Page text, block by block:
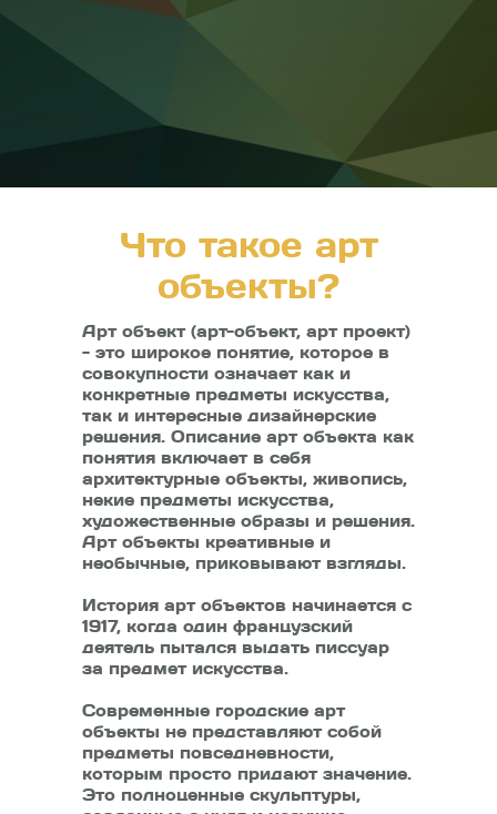
Что такое арт
объекты?
Арт объект (арт-объект, арт проект)
- это широкое понятие, которое в
совокупности означает как и
конкретные предметы искусства,
так и интересные дизайнерские
решения. Описание арт объекта как
понятия включает в себя
архитектурные объекты, живопись,
некие предметы искусства,
художественные образы и решения.
Арт объекты креативные и
необычные, приковывают взгляды.
История арт объектов начинается с
1917, когда один французский
деятель пытался выдать писсуар
за предмет искусства.
Современные городские арт
объекты не представляют собой
предметы повседневности,
которым просто придают значение.
Это полноценные скульптуры,